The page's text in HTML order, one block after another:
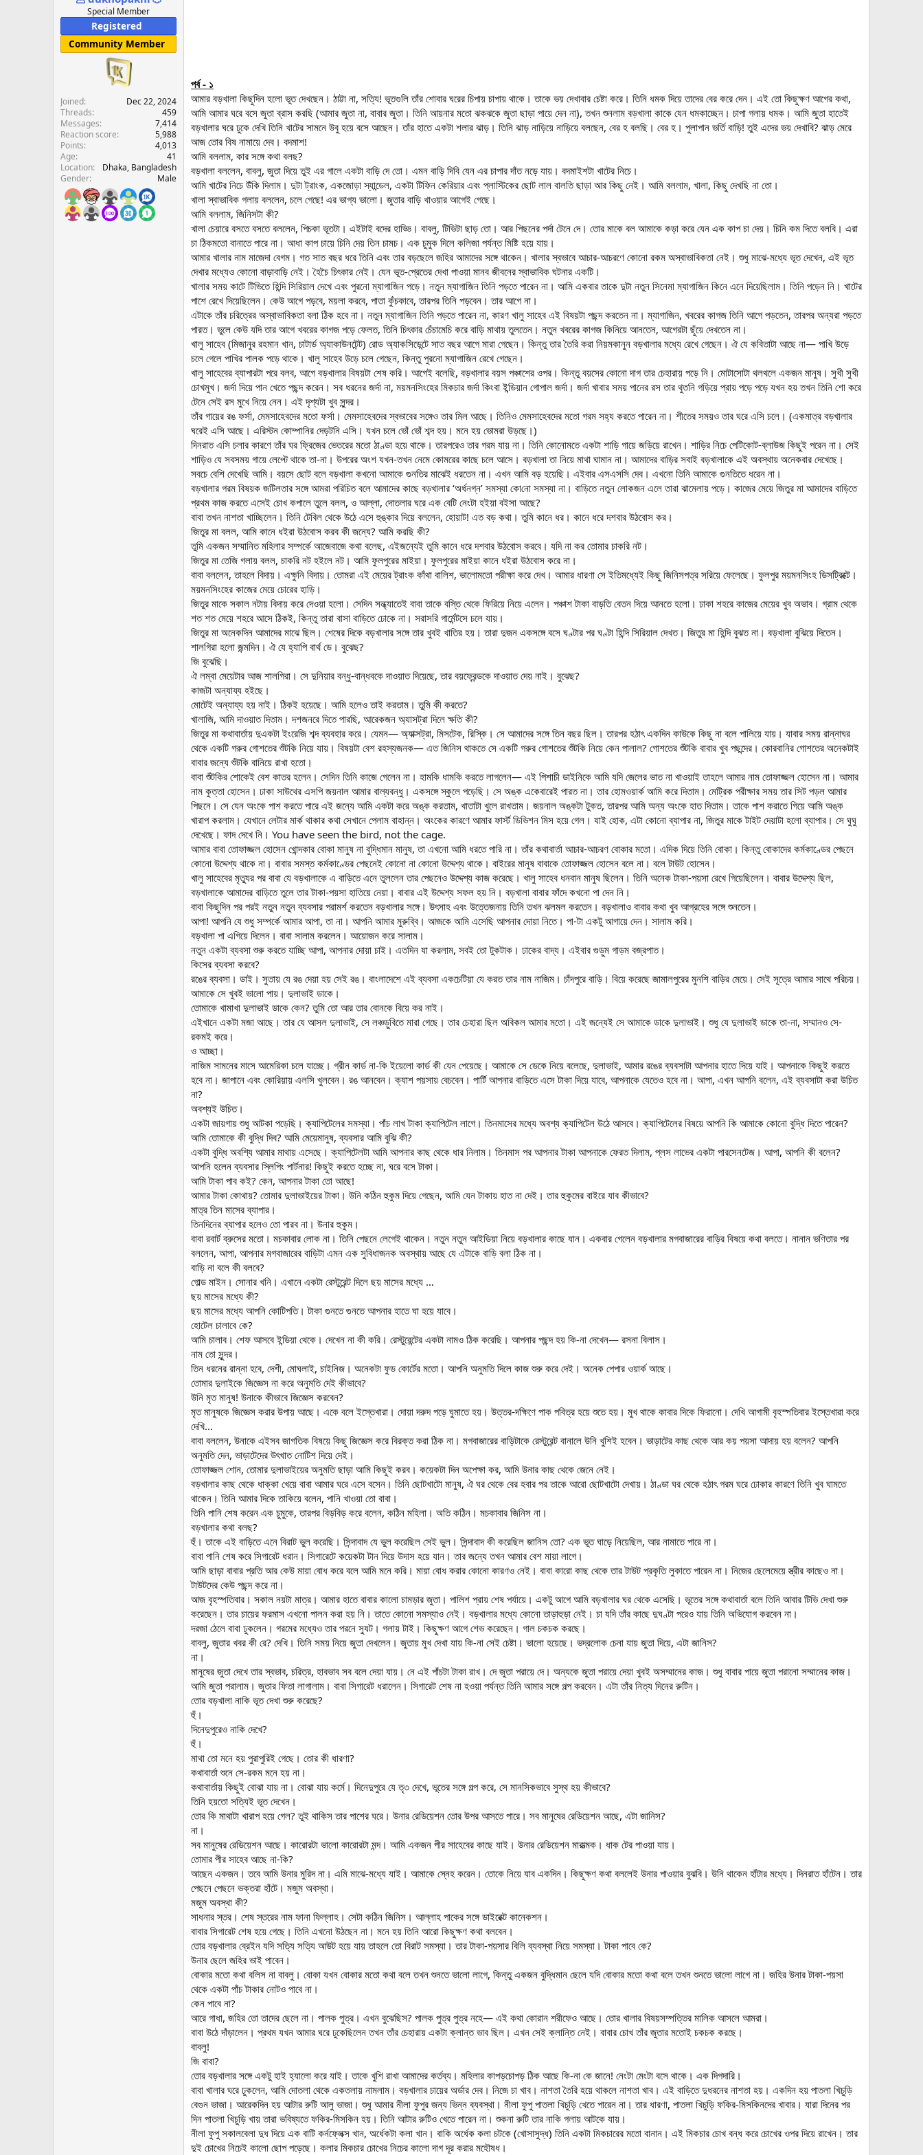
Special Member
Registered
Community Member
Joined
Dec 22, 2024
Threads
459
Messages
7,414
Reaction score
5,988
Points
4,013
Age
41
Location
Dhaka, Bangladesh
Gender
Male
পর্ব - ১
আমার বড়খালা কিছুদিন হলো ভূত দেখছেন। ঠাট্টা না, সত্যি! ভূতগুলি তাঁর শোবার ঘরের চিপায় চাপায় থাকে। তাকে ভয় দেখাবার চেষ্টা করে। তিনি ধমক দিয়ে তাদের বের করে দেন। এই তো কিছুক্ষণ আগের কথা,
আমি আমার ঘরে বসে জুতা ব্রাস করছি (আমার জুতা না, বাবার জুতা। তিনি আয়নার মতো ঝকঝকে জুতা ছাড়া পায়ে দেন না), তখন শুনলাম বড়খালা কাকে যেন ধমকাচ্ছেন। চাপা গলায় ধমক। আমি জুতা হাতেই
বড়খালার ঘরে ঢুকে দেখি তিনি খাটের সামনে উবু হয়ে বসে আছেন। তাঁর হাতে একটা শলার ঝাড়। তিনি ঝাড় নাড়িয়ে নাড়িয়ে বলছেন, বের হ বলছি। বের হ। পুলাপান ভর্তি বাড়ি! তুই এদের ভয় দেখাবি? ঝাড় মেরে
আজ তোর বিষ নামায়ে দেব। বদমাশ!
আমি বললাম, কার সঙ্গে কথা বলছ?
বড়খালা বললেন, বাবলু, জুতা দিয়ে তুই এর গালে একটা বাড়ি দে তো। এমন বাড়ি দিবি যেন এর চাপার দাঁত নড়ে যায়। বদমাইশটা খাটের নিচে।
আমি খাটের নিচে উঁকি দিলাম। দুটা ট্রাংক, একজোড়া স্যান্ডেল, একটা টিফিন কেরিয়ার এবং প্লাস্টিকের ছোট লাল বালতি ছাড়া আর কিছু নেই। আমি বললাম, খালা, কিছু দেখছি না তো।
খালা স্বাভাবিক গলায় বললেন, চলে গেছে! এর ভাগ্য ভালো। জুতার বাড়ি খাওয়ার আগেই গেছে।
আমি বললাম, জিনিসটা কী?
খালা চেয়ারে বসতে বসতে বললেন, পিচকা ভূতটা। এইটাই বদের হাড্ডি। বাবলু, টিভিটা ছাড় তো। আর পিছনের পর্দা টেনে দে। তোর মাকে বল আমাকে কড়া করে যেন এক কাপ চা দেয়। চিনি কম দিতে বলবি। এরা
চা ঠিকমতো বানাতে পারে না। আধা কাপ চায়ে চিনি দেয় তিন চামচ। এক চুমুক দিলে কলিজা পর্যন্ত মিষ্টি হয়ে যায়।
আমার খালার নাম মাজেদা বেগম। গত সাত বছর ধরে তিনি এবং তার বড়ছেলে জহির আমাদের সঙ্গে থাকেন। খালার স্বভাবে আচার-আচরণে কোনো রকম অস্বাভাবিকতা নেই। শুধু মাঝে-মধ্যে ভূত দেখেন, এই ভূত
দেখার মধ্যেও কোনো বাড়াবাড়ি নেই। হৈচৈ চিৎকার নেই। যেন ভূত-প্রেতের দেখা পাওয়া মানব জীবনের স্বাভাবিক ঘটনার একটি।
খালার সময় কাটে টিভিতে হিন্দি সিরিয়াল দেখে এবং পুরনো ম্যাগাজিন পড়ে। নতুন ম্যাগাজিন তিনি পড়তে পারেন না। আমি একবার তাকে দুটা নতুন সিনেমা ম্যাগাজিন কিনে এনে দিয়েছিলাম। তিনি পড়েন নি। খাটের
পাশে রেখে দিয়েছিলেন। কেউ আগে পড়বে, ময়লা করবে, পাতা কুঁচকাবে, তারপর তিনি পড়বেন। তার আগে না।
এটাকে তাঁর চরিত্রের অস্বাভাবিকতা বলা ঠিক হবে না। নতুন ম্যাগাজিন তিনি পড়তে পারেন না, কারণ খালু সাহেব এই বিষয়টা পছন্দ করতেন না। ম্যাগাজিন, খবরের কাগজ তিনি আগে পড়তেন, তারপর অন্যরা পড়তে
পারত। ভুলে কেউ যদি তার আগে খবরের কাগজ পড়ে ফেলত, তিনি চিৎকার চেঁচামেচি করে বাড়ি মাথায় তুলতেন। নতুন খবরের কাগজ কিনিয়ে আনতেন, আগেরটা ছুঁয়ে দেখতেন না।
খালু সাহেব (মিজানুর রহমান খান, চাটার্ড অ্যাকাউনটেন্ট) রোড অ্যাকসিডেন্টে সাত বছর আগে মারা গেছেন। কিন্তু তার তৈরি করা নিয়মকানুন বড়খালার মধ্যে রেখে গেছেন। ঐ যে কবিতাটা আছে না— পাখি উড়ে
চলে গেলে পাখির পালক পড়ে থাকে। খালু সাহেব উড়ে চলে গেছেন, কিন্তু পুরনো ম্যাগাজিন রেখে গেছেন।
খালু সাহেবের ব্যাপারটা পরে বলব, আগে বড়খালার বিষয়টা শেষ করি। আগেই বলেছি, বড়খালার বয়স পঞ্চাশের ওপর। কিন্তু বয়সের কোনো দাগ তার চেহারায় পড়ে নি। মোটাসোটা থলথলে একজন মানুষ। সুখী সুখী
চোখমুখ। জর্দা দিয়ে পান খেতে পছন্দ করেন। সব ধরনের জর্দা না, ময়মনসিংহের মিকচার জর্দা কিংবা ইন্ডিয়ান গোপাল জর্দা। জর্দা খাবার সময় পানের রস তার থুতনি গড়িয়ে প্রায় পড়ে পড়ে যখন হয় তখন তিনি শো করে
টেনে সেই রস মুখে নিয়ে নেন। এই দৃশ্যটা খুব সুন্দর।
তাঁর গায়ের রঙ ফর্সা, মেমসাহেবদের মতো ফর্সা। মেমসাহেবদের স্বভাবের সঙ্গেও তার মিল আছে। তিনিও মেমসাহেবদের মতো গরম সহ্য করতে পারেন না। শীতের সময়ও তার ঘরে এসি চলে। (একমাত্র বড়খালার
ঘরেই এসি আছে। এরিস্টন কোম্পানির দেড়টনি এসি। যখন চলে ভোঁ ভোঁ শব্দ হয়। মনে হয় ভোমরা উড়ছে।)
দিনরাত এসি চলার কারণে তাঁর ঘর ফ্রিজের ভেতরের মতো ঠাণ্ডা হয়ে থাকে। তারপরেও তার গরম যায় না। তিনি কোনোমতে একটা শাড়ি গায়ে জড়িয়ে রাখেন। শাড়ির নিচে পেটিকোট-ব্লাউজ কিছুই পরেন না। সেই
শাড়িও যে সবসময় গায়ে লেপ্টে থাকে তা-না। উপরের অংশ যখন-তখন নেমে কোমরের কাছে চলে আসে। বড়খালা তা নিয়ে মাথা ঘামান না। আমাদের বাড়ির সবাই বড়খালাকে এই অবস্থায় অনেকবার দেখেছে।
সবচে বেশি দেখেছি আমি। বয়সে ছোট বলে বড়খালা কখনো আমাকে গুনতির মাঝেই ধরতেন না। এখন আমি বড় হয়েছি। এইবার এসএসসি দেব। এখনো তিনি আমাকে গুনতিতে ধরেন না।
বড়খালার গরম বিষয়ক জটিলতার সঙ্গে আমরা পরিচিত বলে আমাদের কাছে বড়খালার ‘অর্ধনগ্ন’ সমস্যা কোনো সমস্যা না। বাড়িতে নতুন লোকজন এলে তারা ঝামেলায় পড়ে। কাজের মেয়ে জিতুর মা আমাদের বাড়িতে
প্রথম কাজ করতে এসেই চোখ কপালে তুলে বলল, ও আল্লা, দোতলার ঘরে এক বেটি নেংটা হইয়া বইসা আছে?
বাবা তখন নাশতা খাচ্ছিলেন। তিনি টেবিল থেকে উঠে এসে হুঙ্কার দিয়ে বললেন, হোয়াট! এত বড় কথা। তুমি কানে ধর। কানে ধরে দশবার উঠবোস কর।
জিতুর মা বলল, আমি কানে ধইরা উঠবোস করব কী জন্যে? আমি করছি কী?
তুমি একজন সম্মানিত মহিলার সম্পর্কে আজেবাজে কথা বলেছ, এইজন্যেই তুমি কানে ধরে দশবার উঠবোস করবে। যদি না কর তোমার চাকরি নট।
জিতুর মা তেজি গলায় বলল, চাকরি নট হইলে নট। আমি ফুলপুরের মাইয়া। ফুলপুরের মাইয়া কানে ধইরা উঠবোস করে না।
বাবা বললেন, তাহলে বিদায়। এক্ষুনি বিদায়। তোমরা এই মেয়ের ট্রাংক কাঁথা বালিশ, ভালোমতো পরীক্ষা করে দেখ। আমার ধারণা সে ইতিমধ্যেই কিছু জিনিসপত্র সরিয়ে ফেলেছে। ফুলপুর ময়মনসিংহ ডিসট্রিক্টে।
ময়মনসিংহের কাজের মেয়ে চোরের হাড়ি।
জিতুর মাকে সকাল নটায় বিদায় করে দেওয়া হলো। সেদিন সন্ধ্যাতেই বাবা তাকে বস্তি থেকে ফিরিয়ে নিয়ে এলেন। পঞ্চাশ টাকা বাড়তি বেতন দিয়ে আনতে হলো। ঢাকা শহরে কাজের মেয়ের খুব অভাব। গ্রাম থেকে
শত শত মেয়ে শহরে আসে ঠিকই, কিন্তু তারা বাসা বাড়িতে ঢোকে না। সরাসরি গার্মেন্টসে চলে যায়।
জিতুর মা অনেকদিন আমাদের মাঝে ছিল। শেষের দিকে বড়খালার সঙ্গে তার খুবই খাতির হয়। তারা দুজন একসঙ্গে বসে ঘণ্টার পর ঘণ্টা হিন্দি সিরিয়াল দেখত। জিতুর মা হিন্দি বুঝত না। বড়খালা বুঝিয়ে দিতেন।
শালগিরা হলো জন্মদিন। ঐ যে হ্যাপি বার্থ ডে। বুঝেছ?
জি বুঝেছি।
ঐ লম্বা মেয়েটার আজ শালগিরা। সে দুনিয়ার বন্ধু-বান্ধবকে দাওয়াত দিয়েছে, তার বয়ফ্রেন্ডকে দাওয়াত দেয় নাই। বুঝেছ?
কাজটা অন্যায্য হইছে।
মোটেই অন্যায্য হয় নাই। ঠিকই হয়েছে। আমি হলেও তাই করতাম। তুমি কী করতে?
খালাজি, আমি দাওয়াত দিতাম। দশজনরে দিতে পারছি, আরেকজন অ্যাসট্রা দিলে ক্ষতি কী?
জিতুর মা কথাবার্তায় দুএকটা ইংরেজি শব্দ ব্যবহার করে। যেমন— অ্যাক্সট্রা, মিসটেক, রিস্কি। সে আমাদের সঙ্গে তিন বছর ছিল। তারপর হঠাৎ একদিন কাউকে কিছু না বলে পালিয়ে যায়। যাবার সময় রান্নাঘর
থেকে একটি গরুর গোশতের শুঁটকি নিয়ে যায়। বিষয়টা বেশ রহস্যজনক— এত জিনিস থাকতে সে একটি গরুর গোশতের শুঁটকি নিয়ে কেন পালাল? গোশতের শুঁটকি বাবার খুব পছন্দের। কোরবানির গোশতের অনেকটাই
বাবার জন্যে শুঁটকি বানিয়ে রাখা হতো।
বাবা শুঁটকির শোকেই বেশ কাতর হলেন। সেদিন তিনি কাজে গেলেন না। হামকি ধামকি করতে লাগলেন— এই পিশাচী ডাইনিকে আমি যদি জেলের ভাত না খাওয়াই তাহলে আমার নাম তোফাজ্জল হোসেন না। আমার
নাম কুত্তা হোসেন। ঢাকা সাউথের এসপি জয়নাল আমার বাল্যবন্ধু। একসঙ্গে স্কুলে পড়েছি। সে অঙ্ক একেবারেই পারত না। তার হোমওয়ার্ক আমি করে দিতাম। মেট্রিক পরীক্ষার সময় তার সিট পড়ল আমার
পিছনে। সে যেন অংকে পাশ করতে পারে এই জন্যে আমি একটা করে অঙ্ক করতাম, খাতাটা খুলে রাখতাম। জয়নাল অঙ্কটা টুকত, তারপর আমি অন্য অংকে হাত দিতাম। তাকে পাশ করাতে গিয়ে আমি অঙ্ক
খারাপ করলাম। যেখানে লেটার মার্ক থাকার কথা সেখানে পেলাম বাহান্ন। অংকের কারণে আমার ফার্স্ট ডিভিশন মিস হয়ে গেল। যাই হোক, এটা কোনো ব্যাপার না, জিতুর মাকে টাইট দেয়াটা হলো ব্যাপার। সে ঘুঘু
দেখেছে। ফাদ দেখে নি। You have seen the bird, not the cage.
আমার বাবা তোফাজ্জল হোসেন খোন্দকার বোকা মানুষ না বুদ্ধিমান মানুষ, তা এখনো আমি ধরতে পারি না। তাঁর কথাবার্তা আচার-আচরণ বোকার মতো। এদিক দিয়ে তিনি বোকা। কিন্তু বোকাদের কর্মকাণ্ডের পেছনে
কোনো উদ্দেশ্য থাকে না। বাবার সমস্ত কর্মকাণ্ডের পেছনেই কোনো না কোনো উদ্দেশ্য থাকে। বাইরের মানুষ বাবাকে তোফাজ্জল হোসেন বলে না। বলে টাউট হোসেন।
খালু সাহেবের মৃত্যুর পর বাবা যে বড়খালাকে এ বাড়িতে এনে তুললেন তার পেছনেও উদ্দেশ্য কাজ করেছে। খালু সাহেব ধনবান মানুষ ছিলেন। তিনি অনেক টাকা-পয়সা রেখে গিয়েছিলেন। বাবার উদ্দেশ্য ছিল,
বড়খালাকে আমাদের বাড়িতে তুলে তার টাকা-পয়সা হাতিয়ে নেয়া। বাবার এই উদ্দেশ্য সফল হয় নি। বড়খালা বাবার ফাঁদে কখনো পা দেন নি।
বাবা কিছুদিন পর পরই নতুন নতুন ব্যবসার পরামর্শ করতেন বড়খালার সঙ্গে। উৎসাহ এবং উত্তেজনায় তিনি তখন ঝলমল করতেন। বড়খালাও বাবার কথা খুব আগ্রহের সঙ্গে শুনতেন।
আপা! আপনি যে শুধু সম্পর্কে আমার আপা, তা না। আপনি আমার মুরুব্বি। আজকে আমি এসেছি আপনার দোয়া নিতে। পা-টা একটু আগায়ে দেন। সালাম করি।
বড়খালা পা এগিয়ে দিলেন। বাবা সালাম করলেন। আয়োজন করে সালাম।
নতুন একটা ব্যবসা শুরু করতে যাচ্ছি আপা, আপনার দোয়া চাই। এতদিন যা করলাম, সবই তো টুকটাক। ঢাকের বাদ্য। এইবার গুড়ুম গাড়ম বজ্রপাত।
কিসের ব্যবসা করবে?
রঙের ব্যবসা। ডাই। সুতায় যে রঙ দেয়া হয় সেই রঙ। বাংলাদেশে এই ব্যবসা একচেটিয়া যে করত তার নাম নাজিম। চাঁদপুরে বাড়ি। বিয়ে করেছে জামালপুরের মুনশি বাড়ির মেয়ে। সেই সূত্রে আমার সাথে পরিচয়।
আমাকে সে খুবই ভালো পায়। দুলাভাই ডাকে।
তোমাকে খামাখা দুলাভাই ডাকে কেন? তুমি তো আর তার বোনকে বিয়ে কর নাই।
এইখানে একটা মজা আছে। তার যে আসল দুলাভাই, সে লঞ্চড়ুবিতে মারা গেছে। তার চেহারা ছিল অবিকল আমার মতো। এই জন্যেই সে আমাকে ডাকে দুলাভাই। শুধু যে দুলাভাই ডাকে তা-না, সম্মানও সে-
রকমই করে।
ও আচ্ছা।
নাজিম সামনের মাসে আমেরিকা চলে যাচ্ছে। গ্রীন কার্ড না-কি ইয়েলো কার্ড কী যেন পেয়েছে। আমাকে সে ডেকে নিয়ে বলেছে, দুলাভাই, আমার রঙের ব্যবসাটা আপনার হাতে দিয়ে যাই। আপনাকে কিছুই করতে
হবে না। জাপানে এবং কোরিয়ায় এলসি খুলবেন। রঙ আনবেন। ক্যাশ পয়সায় বেচবেন। পার্টি আপনার বাড়িতে এসে টাকা দিয়ে যাবে, আপনাকে যেতেও হবে না। আপা, এখন আপনি বলেন, এই ব্যবসাটা করা উচিত
না?
অবশ্যই উচিত।
একটা জায়গায় শুধু আটকা পড়েছি। ক্যাপিটেলের সমস্যা। পাঁচ লাখ টাকা ক্যাপিটেল লাগে। তিনমাসের মধ্যে অবশ্য ক্যাপিটেল উঠে আসবে। ক্যাপিটেলের বিষয়ে আপনি কি আমাকে কোনো বুদ্ধি দিতে পারেন?
আমি তোমাকে কী বুদ্ধি দিব? আমি মেয়েমানুষ, ব্যবসার আমি বুঝি কী?
একটা বুদ্ধি অবশ্যি আমার মাথায় এসেছে। ক্যাপিটেলটা আমি আপনার কাছ থেকে ধার নিলাম। তিনমাস পর আপনার টাকা আপনাকে ফেরত দিলাম, প্লস লাভের একটা পারসেনটেজ। আপা, আপনি কী বলেন?
আপনি হলেন ব্যবসার স্লিপিং পার্টনার! কিছুই করতে হচ্ছে না, ঘরে বসে টাকা।
আমি টাকা পাব কই? কেন, আপনার টাকা তো আছে!
আমার টাকা কোথায়? তোমার দুলাভাইয়ের টাকা। উনি কঠিন হুকুম দিয়ে গেছেন, আমি যেন টাকায় হাত না দেই। তার হুকুমের বাইরে যাব কীভাবে?
মাত্র তিন মাসের ব্যাপার।
তিনদিনের ব্যাপার হলেও তো পারব না। উনার হুকুম।
বাবা রবার্ট ব্রুসের মতো। মচকাবার লোক না। তিনি পেছনে লেগেই থাকেন। নতুন নতুন আইডিয়া নিয়ে বড়খালার কাছে যান। একবার গেলেন বড়খালার মগবাজারের বাড়ির বিষয়ে কথা বলতে। নানান ভণিতার পর
বললেন, আপা, আপনার মগবাজারের বাড়িটা এমন এক সুবিধাজনক অবস্থায় আছে যে এটাকে বাড়ি বলা ঠিক না।
বাড়ি না বলে কী বলবে?
গোল্ড মাইন। সোনার খনি। এখানে একটা রেস্টুরেন্ট দিলে ছয় মাসের মধ্যে …
ছয় মাসের মধ্যে কী?
ছয় মাসের মধ্যে আপনি কোটিপতি। টাকা গুনতে গুনতে আপনার হাতে ঘা হয়ে যাবে।
হোটেল চালাবে কে?
আমি চালাব। শেফ আসবে ইন্ডিয়া থেকে। দেখেন না কী করি। রেস্টুরেন্টের একটা নামও ঠিক করেছি। আপনার পছন্দ হয় কি-না দেখেন— রসনা বিলাস।
নাম তো সুন্দর।
তিন ধরনের রান্না হবে, দেশী, মোঘলাই, চাইনিজ। অনেকটা ফুড কোর্টের মতো। আপনি অনুমতি দিলে কাজ শুরু করে দেই। অনেক পেপার ওয়ার্ক আছে।
তোমার দুলাইকে জিজ্ঞেস না করে অনুমতি দেই কীভাবে?
উনি মৃত মানুষ! উনাকে কীভাবে জিজ্ঞেস করবেন?
মৃত মানুষকে জিজ্ঞেস করার উপায় আছে। একে বলে ইস্তেখারা। দোয়া দরুদ পড়ে ঘুমাতে হয়। উত্তর-দক্ষিণে পাক পবিত্র হয়ে শুতে হয়। মুখ থাকে কাবার দিকে ফিরানো। দেখি আগামী বৃহস্পতিবার ইস্তেখারা করে
দেখি…
বাবা বললেন, উনাকে এইসব জাগতিক বিষয়ে কিছু জিজ্ঞেস করে বিরক্ত করা ঠিক না। মগবাজারের বাড়িটাকে রেস্টুরেন্ট বানালে উনি খুশিই হবেন। ভাড়াটের কাছ থেকে আর কয় পয়সা আদায় হয় বলেন? আপনি
অনুমতি দেন, ভাড়াটেদের উৎখাত নোটিশ দিয়ে দেই।
তোফাজ্জল শোন, তোমার দুলাভাইয়ের অনুমতি ছাড়া আমি কিছুই করব। কয়েকটা দিন অপেক্ষা কর, আমি উনার কাছ থেকে জেনে নেই।
বড়খালার কাছ থেকে ধাক্কা খেয়ে বাবা আমার ঘরে এসে বসেন। তিনি ছোটখাটো মানুষ, ঐ ঘর থেকে বের হবার পর তাকে আরো ছোটখাটো দেখায়। ঠাণ্ডা ঘর থেকে হঠাৎ গরম ঘরে ঢোকার কারণে তিনি খুব ঘামতে
থাকেন। তিনি আমার দিকে তাকিয়ে বলেন, পানি খাওয়া তো বাবা।
তিনি পানি শেষ করেন এক চুমুকে, তারপর বিড়বিড় করে বলেন, কঠিন মহিলা। অতি কঠিন। মচকাবার জিনিস না।
বড়খালার কথা বলছ?
হুঁ। তাকে এই বাড়িতে এনে বিরাট ভুল করেছি। সিন্দাবাদ যে ভুল করেছিল সেই ভুল। সিন্দাবাদ কী করেছিল জানিস তো? এক ভূত ঘাড়ে নিয়েছিল, আর নামাতে পারে না।
বাবা পানি শেষ করে সিগারেট ধরান। সিগারেটে কয়েকটা টান দিয়ে উদাস হয়ে যান। তার জন্যে তখন আমার বেশ মায়া লাগে।
আমি ছাড়া বাবার প্রতি আর কেউ মায়া বোধ করে বলে আমি মনে করি। মায়া বোধ করার কোনো কারণও নেই। বাবা কারো কাছ থেকে তার টাউট প্রকৃতি লুকাতে পারেন না। নিজের ছেলেমেয়ে স্ত্রীর কাছেও না।
টাউটদের কেউ পছন্দ করে না।
আজ বৃহস্পতিবার। সকাল নয়টা মাত্র। আমার হাতে বাবার কালো চামড়ার জুতা। পালিশ প্রায় শেষ পর্যায়ে। একটু আগে আমি বড়খালার ঘর থেকে এসেছি। ভূতের সঙ্গে কথাবার্তা বলে তিনি আবার টিভি দেখা শুরু
করেছেন। তার চায়ের ফরমাস এখনো পালন করা হয় নি। তাতে কোনো সমস্যাও নেই। বড়খালার মধ্যে কোনো তাড়াহুড়া নেই। চা যদি তাঁর কাছে দুঘণ্টা পরেও যায় তিনি অভিযোগ করবেন না।
দরজা ঠেলে বাবা ঢুকলেন। গরমের মধ্যেও তার পরনে স্যুট। গলায় টাই। কিছুক্ষণ আগে শেভ করেছেন। গাল চকচক করছে।
বাবলু, জুতার খবর কী রে? দেখি। তিনি সময় নিয়ে জুতা দেখলেন। জুতায় মুখ দেখা যায় কি-না সেই চেষ্টা। ভালো হয়েছে। ভদ্রলোক চেনা যায় জুতা দিয়ে, এটা জানিস?
না।
মানুষের জুতা দেখে তার স্বভাব, চরিত্র, হাবভাব সব বলে দেয়া যায়। নে এই পাঁচটা টাকা রাখ। দে জুতা পরায়ে দে। অন্যকে জুতা পরায়ে দেয়া খুবই অসম্মানের কাজ। শুধু বাবার পায়ে জুতা পরানো সম্মানের কাজ।
আমি জুতা পরালাম। জুতার ফিতা লাগালাম। বাবা সিগারেট ধরালেন। সিগারেট শেষ না হওয়া পর্যন্ত তিনি আমার সঙ্গে গল্প করবেন। এটা তাঁর নিত্য দিনের রুটিন।
তোর বড়খালা নাকি ভূত দেখা শুরু করেছে?
হুঁ।
দিনেদুপুরেও নাকি দেখে?
হুঁ।
মাথা তো মনে হয় পুরাপুরিই গেছে। তোর কী ধারণা?
কথাবার্তা শুনে সে-রকম মনে হয় না।
কথাবার্তায় কিছুই বোঝা যায় না। বোঝা যায় কর্মে। দিনেদুপুরে যে তৃ৩ দেখে, ভূতের সঙ্গে গল্প করে, সে মানসিকভাবে সুস্থ হয় কীভাবে?
তিনি হয়তো সত্যিই ভূত দেখেন।
তোর কি মাথাটা খারাপ হয়ে গেল? তুই থাকিস তার পাশের ঘরে। উনার রেডিয়েশন তোর উপর আসতে পারে। সব মানুষের রেডিয়েশন আছে, এটা জানিস?
না।
সব মানুষের রেডিয়েশন আছে। কারোরটা ভালো কারোরটা মন্দ। আমি একজন পীর সাহেবের কাছে যাই। উনার রেডিয়েশন মারাত্মক। ধাক টের পাওয়া যায়।
তোমার পীর সাহেব আছে না-কি?
আছেন একজন। তবে আমি উনার মুরিদ না। এমি মাঝে-মধ্যে যাই। আমাকে স্নেহ করেন। তোকে নিয়ে যাব একদিন। কিছুক্ষণ কথা বললেই উনার পাওয়ার বুঝবি। উনি থাকেন হাঁটার মধ্যে। দিনরাত হাঁটেন। তার
পেছনে পেছনে ভক্তরা হাঁটে। মজুম অবস্থা।
মজুম অবস্থা কী?
সাধনার স্তর। শেষ স্তরের নাম ফানা ফিল্লাহ। সেটা কঠিন জিনিস। আল্লাহ পাকের সঙ্গে ডাইরেক্ট কানেকশন।
বাবার সিগারেট শেষ হয়ে গেছে। তিনি এখনো উঠছেন না। মনে হয় তিনি আরো কিছুক্ষণ কথা বলবেন।
তোর বড়খালার ব্রেইন যদি সত্যি সত্যি আউট হয়ে যায় তাহলে তো বিরাট সমস্যা। তার টাকা-পয়সার বিলি ব্যবস্থা নিয়ে সমস্যা। টাকা পাবে কে?
উনার ছেলে জহির ভাই পাবেন।
বোকার মতো কথা বলিস না বাবলু। বোকা যখন বোকার মতো কথা বলে তখন শুনতে ভালো লাগে, কিন্তু একজন বুদ্ধিমান ছেলে যদি বোকার মতো কথা বলে তখন শুনতে ভালো লাগে না। জহির উনার টাকা-পয়সা
থেকে একটা পাঁচ টাকার নোটও পাবে না।
কেন পাবে না?
আরে গাধা, জহির তো তাদের ছেলে না। পালক পুত্র। এখন বুঝেছিস? পালক পুত্র পুত্র নহে— এই কথা কোরান শরীফেও আছে। তোর খালার বিষয়সম্পত্তির মালিক আসলে আমরা।
বাবা উঠে দাঁড়ালেন। প্রথম যখন আমার ঘরে ঢুকেছিলেন তখন তাঁর চেহারায় একটা ক্লান্ত ভাব ছিল। এখন সেই ক্লান্তি নেই। বাবার চোখ তাঁর জুতার মতোই চকচক করছে।
বাবলু!
জি বাবা?
তোর বড়খালার সঙ্গে একটু হাই হ্যালো করে যাই। তাকে খুশি রাখা আমাদের কর্তব্য। মহিলার কাপড়চোপড় ঠিক আছে কি-না কে জানে! নেংটা মেংটা বসে থাকে। এক দিগদারি।
বাবা খালার ঘরে ঢুকলেন, আমি দোতলা থেকে একতলায় নামলাম। বড়খালার চায়ের অর্ডার দেব। নিজে চা খাব। নাশতা তৈরি হয়ে থাকলে নাশতা খাব। এই বাড়িতে দুধরনের নাশতা হয়। একদিন হয় পাতলা খিচুড়ি
বেগুন ভাজা। আরেকদিন হয় আটার রুটি আলু ভাজা। শুধু আমার নীলা ফুপুর জন্য ভিন্ন ব্যবস্থা। নীলা ফুপু পাতলা খিচুড়ি খেতে পারেন না। তার ধারণা, পাতলা খিচুড়ি ফকির-মিসকিনদের খাবার। যারা দিনের পর
দিন পাতলা খিচুড়ি খায় তারা ভবিষ্যতে ফকির-মিসকিন হয়। তিনি আটার রুটিও খেতে পারেন না। শুকনা রুটি তার নাকি গলায় আটকে যায়।
নীলা ফুপু সকালবেলা দুধ দিয়ে এক বাটি কর্নফ্লেক্স খান, অর্ধেকটা কলা খান। বাকি অর্ধেক কলা চটকে (খোসাসুদ্ধ) তিনি একটা মিকচারের মতো বানান। এই মিকচার চোখ বন্ধ করে চোখের ওপর দিয়ে রাখেন। তার
দুই চোখের নিচেই কালো ছোপ পড়েছে। কলার মিকচার চোখের নিচের কালো দাগ দূর করার মহৌষধ।